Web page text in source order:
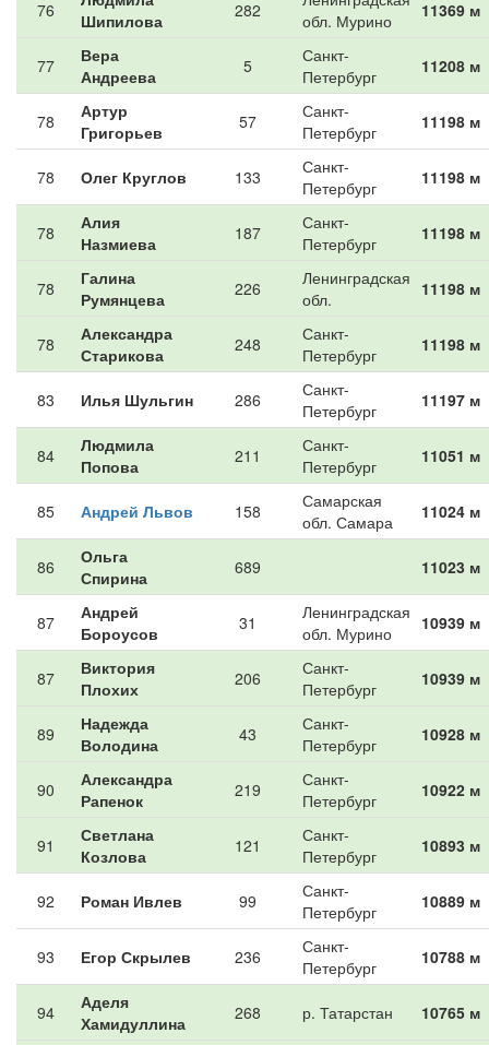
76
Шипилова
282
обл. Мурино
11369 м
77
Вера
Андреева
5
Санкт-
Петербург
11208 м
78
Артур
Григорьев
57
Санкт-
Петербург
11198 м
78 Олег Круглов 133
Санкт-
Петербург
11198 м
78
Алия
Назмиева
187
Санкт-
Петербург
11198 м
78
Галина
Румянцева
226
Ленинградская
обл.
11198 м
78
Александра
Старикова
248
Санкт-
Петербург
11198 м
83 Илья Шульгин 286
Санкт-
Петербург
11197 м
84
Людмила
Попова
211
Санкт-
Петербург
11051 м
85 Андрей Львов 158
Самарская
обл. Самара
11024 м
86
Ольга
Спирина
689 11023 м
87
Андрей
Бороусов
31
Ленинградская
обл. Мурино
10939 м
87
Виктория
Плохих
206
Санкт-
Петербург
10939 м
89
Надежда
Володина
43
Санкт-
Петербург
10928 м
90
Александра
Рапенок
219
Санкт-
Петербург
10922 м
91
Светлана
Козлова
121
Санкт-
Петербург
10893 м
92 Роман Ивлев 99
Санкт-
Петербург
10889 м
93 Егор Скрылев 236
Санкт-
Петербург
10788 м
94
Аделя
Хамидуллина
268 р. Татарстан 10765 м